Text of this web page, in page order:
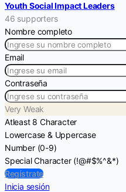
Youth Social Impact Leaders
46 supporters
Nombre completo
Email
Contraseña
Very Weak
Atleast 8 Character
Lowercase & Uppercase
Number (0-9)
Special Character (!@#$%^&*)
Regístrate
Inicia sesión